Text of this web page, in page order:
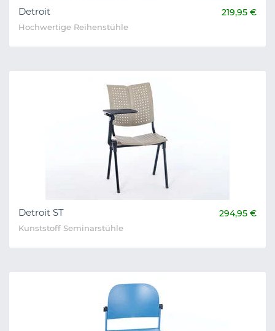
Detroit 219,95 €
Hochwertige Reihenstühle
Detroit ST 294,95 €
Kunststoff Seminarstühle